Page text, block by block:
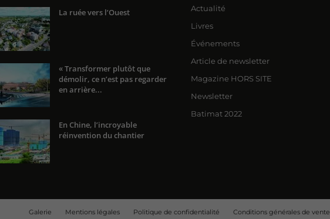
La ruée vers l’Ouest
« Transformer plutôt que
démolir, ce n’est pas regarder
en arrière...
En Chine, l’incroyable
réinvention du chantier
Actualité
Livres
Événements
Article de newsletter
Magazine HORS SITE
Newsletter
Batimat 2022
Galerie Mentions légales Politique de confidentialité Conditions générales de vente